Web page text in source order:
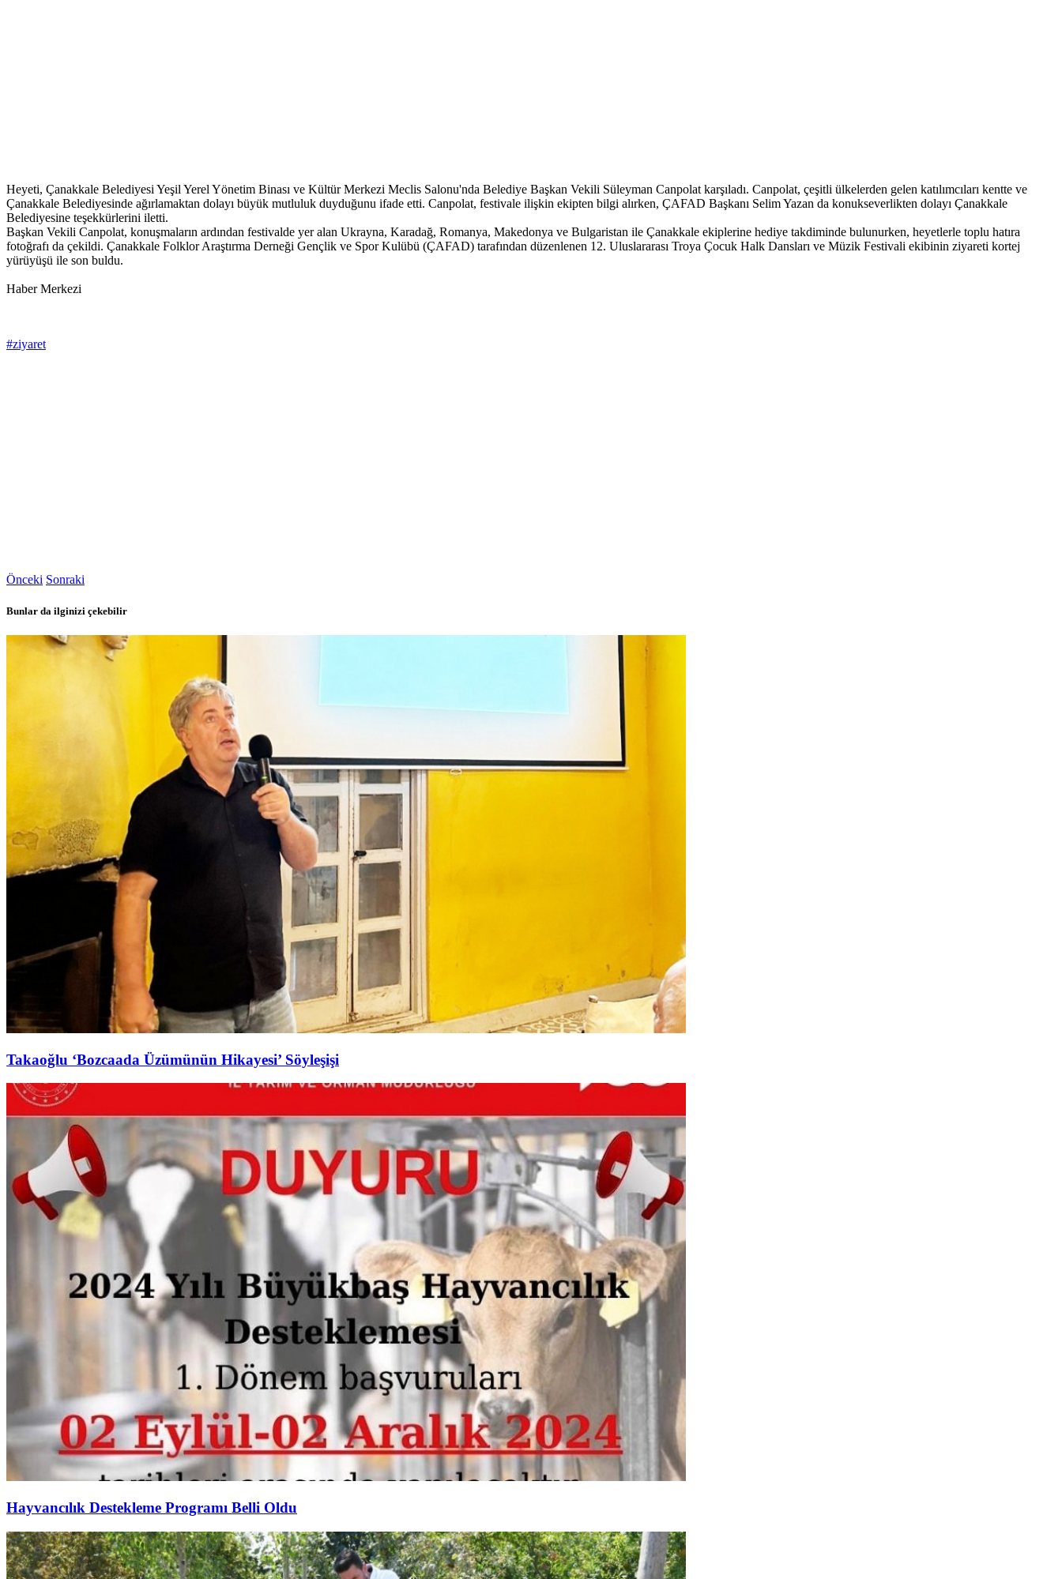
Heyeti, Çanakkale Belediyesi Yeşil Yerel Yönetim Binası ve Kültür Merkezi Meclis Salonu'nda Belediye Başkan Vekili Süleyman Canpolat karşıladı. Canpolat, çeşitli ülkelerden gelen katılımcıları kentte ve
Çanakkale Belediyesinde ağırlamaktan dolayı büyük mutluluk duyduğunu ifade etti. Canpolat, festivale ilişkin ekipten bilgi alırken, ÇAFAD Başkanı Selim Yazan da konukseverlikten dolayı Çanakkale
Belediyesine teşekkürlerini iletti.
Başkan Vekili Canpolat, konuşmaların ardından festivalde yer alan Ukrayna, Karadağ, Romanya, Makedonya ve Bulgaristan ile Çanakkale ekiplerine hediye takdiminde bulunurken, heyetlerle toplu hatıra
fotoğrafı da çekildi. Çanakkale Folklor Araştırma Derneği Gençlik ve Spor Kulübü (ÇAFAD) tarafından düzenlenen 12. Uluslararası Troya Çocuk Halk Dansları ve Müzik Festivali ekibinin ziyareti kortej
yürüyüşü ile son buldu.
Haber Merkezi
#ziyaret
Önceki Sonraki
Bunlar da ilginizi çekebilir
Takaoğlu ‘Bozcaada Üzümünün Hikayesi’ Söyleşişi
Hayvancılık Destekleme Programı Belli Oldu